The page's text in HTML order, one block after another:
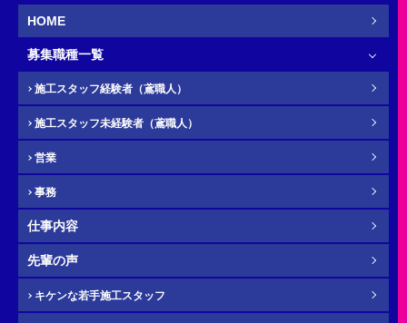
新卒
必須 お名前
ふりがな
必須 電話番号（携帯）
HOME
募集職種一覧
施工スタッフ経験者（鳶職人）
施工スタッフ未経験者（鳶職人）
営業
事務
仕事内容
先輩の声
キケンな若手施工スタッフ